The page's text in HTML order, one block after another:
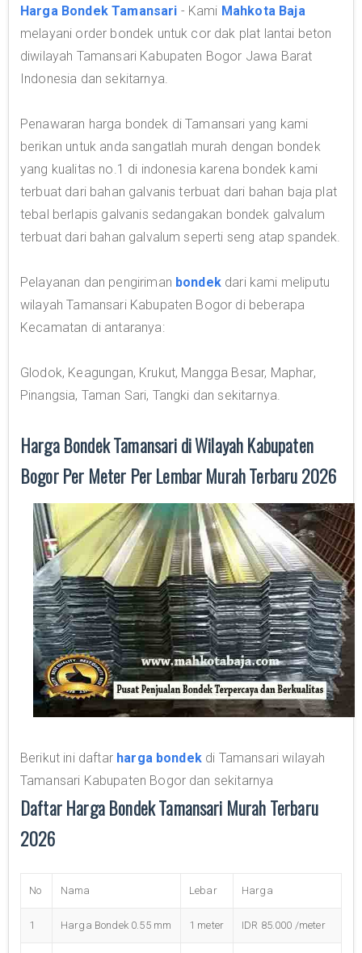
Harga Bondek Tamansari - Kami Mahkota Baja
melayani order bondek untuk cor dak plat lantai beton
diwilayah Tamansari Kabupaten Bogor Jawa Barat
Indonesia dan sekitarnya.
Penawaran harga bondek di Tamansari yang kami
berikan untuk anda sangatlah murah dengan bondek
yang kualitas no.1 di indonesia karena bondek kami
terbuat dari bahan galvanis terbuat dari bahan baja plat
tebal berlapis galvanis sedangakan bondek galvalum
terbuat dari bahan galvalum seperti seng atap spandek.
Pelayanan dan pengiriman bondekdari kami meliputu
wilayah Tamansari Kabupaten Bogor di beberapa
Kecamatan di antaranya:
Glodok, Keagungan, Krukut, Mangga Besar, Maphar,
Pinangsia, Taman Sari, Tangki dan sekitarnya.
Harga Bondek Tamansari di Wilayah Kabupaten
Bogor Per Meter Per Lembar Murah Terbaru 2026
Berikut ini daftar harga bondekdi Tamansari wilayah
Tamansari Kabupaten Bogor dan sekitarnya
Daftar Harga Bondek Tamansari Murah Terbaru
2026
No Nama Lebar Harga
1 Harga Bondek 0.55 mm 1 meter IDR 85.000 /meter